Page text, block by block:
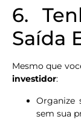
6.
Saída
Mesmo que
investidor:
Organize
sem sua